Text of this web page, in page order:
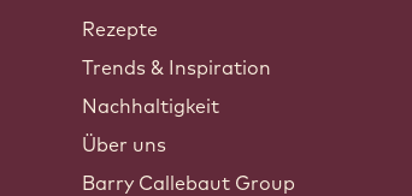
Callebaut
Rezepte
Trends & Inspiration
Nachhaltigkeit
Über uns
Barry Callebaut Group